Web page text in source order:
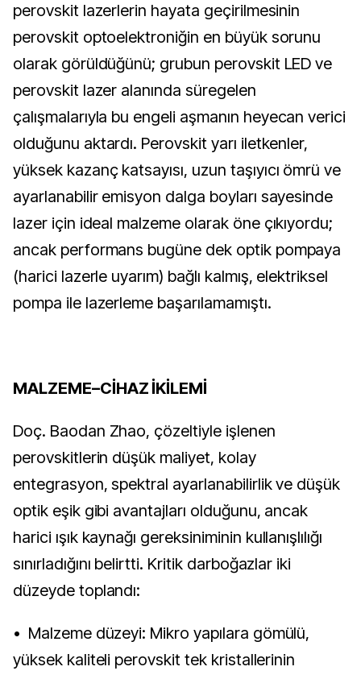
perovskit lazerlerin hayata geçirilmesinin
perovskit optoelektroniğin en büyük sorunu
olarak görüldüğünü; grubun perovskit LED ve
perovskit lazer alanında süregelen
çalışmalarıyla bu engeli aşmanın heyecan verici
olduğunu aktardı. Perovskit yarı iletkenler,
yüksek kazanç katsayısı, uzun taşıyıcı ömrü ve
ayarlanabilir emisyon dalga boyları sayesinde
lazer için ideal malzeme olarak öne çıkıyordu;
ancak performans bugüne dek optik pompaya
(harici lazerle uyarım) bağlı kalmış, elektriksel
pompa ile lazerleme başarılamamıştı.
MALZEME–CİHAZ İKİLEMİ
Doç. Baodan Zhao, çözeltiyle işlenen
perovskitlerin düşük maliyet, kolay
entegrasyon, spektral ayarlanabilirlik ve düşük
optik eşik gibi avantajları olduğunu, ancak
harici ışık kaynağı gereksiniminin kullanışlılığı
sınırladığını belirtti. Kritik darboğazlar iki
düzeyde toplandı:
• Malzeme düzeyi: Mikro yapılara gömülü,
yüksek kaliteli perovskit tek kristallerinin